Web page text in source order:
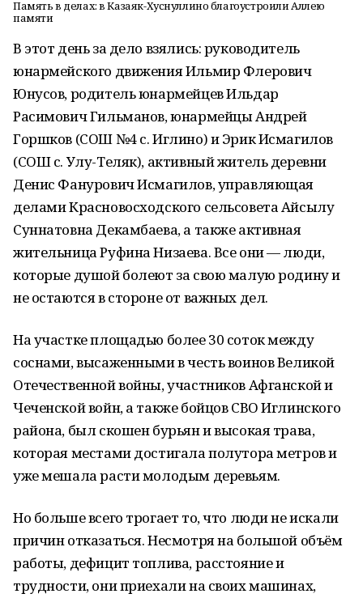
Память в делах: в Казаяк-Хуснуллино благоустроили Аллею
памяти
В этот день за дело взялись: руководитель
юнармейского движения Ильмир Флерович
Юнусов, родитель юнармейцев Ильдар
Расимович Гильманов, юнармейцы Андрей
Горшков (СОШ №4 с. Иглино) и Эрик Исмагилов
(СОШ с. Улу-Теляк), активный житель деревни
Денис Фанурович Исмагилов, управляющая
делами Красновосходского сельсовета Айсылу
Суннатовна Декамбаева, а также активная
жительница Руфина Низаева. Все они — люди,
которые душой болеют за свою малую родину и
не остаются в стороне от важных дел.
На участке площадью более 30 соток между
соснами, высаженными в честь воинов Великой
Отечественной войны, участников Афганской и
Чеченской войн, а также бойцов СВО Иглинского
района, был скошен бурьян и высокая трава,
которая местами достигала полутора метров и
уже мешала расти молодым деревьям.
Но больше всего трогает то, что люди не искали
причин отказаться. Несмотря на большой объём
работы, дефицит топлива, расстояние и
трудности, они приехали на своих машинах,